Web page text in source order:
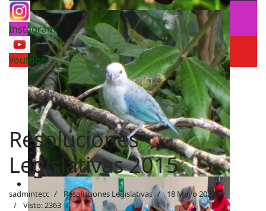
Instagram
Youtube
Resoluciones
Legislativas 2015
sadmintecc Resoluciones Legislativas
18 Mayo 2023
Visto: 2363